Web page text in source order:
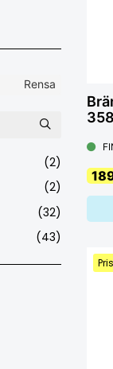
Rensa
(2)
(2)
(32)
(43)